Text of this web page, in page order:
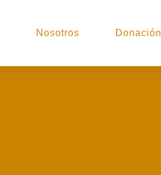
Nosotros Donación